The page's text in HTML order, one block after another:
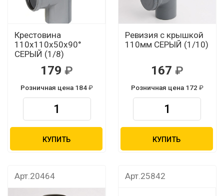
Крестовина
110х110х50х90°
СЕРЫЙ (1/8)
179
Розничная цена 184
КУПИТЬ
Ревизия с крышкой
110мм СЕРЫЙ (1/10)
167
Розничная цена 172
КУПИТЬ
Арт.20464 Арт.25842